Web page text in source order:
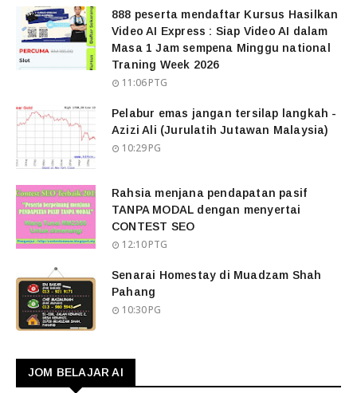
888 peserta mendaftar Kursus Hasilkan
Video AI Express : Siap Video AI dalam
Masa 1 Jam sempena Minggu national
Traning Week 2026
11:06 PTG
Pelabur emas jangan tersilap langkah -
Azizi Ali (Jurulatih Jutawan Malaysia)
10:29 PG
Rahsia menjana pendapatan pasif
TANPA MODAL dengan menyertai
CONTEST SEO
12:10 PTG
Senarai Homestay di Muadzam Shah
Pahang
10:30 PG
JOM BELAJAR AI